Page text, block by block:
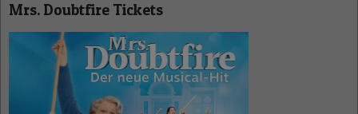
Mrs. Doubtfire Tickets